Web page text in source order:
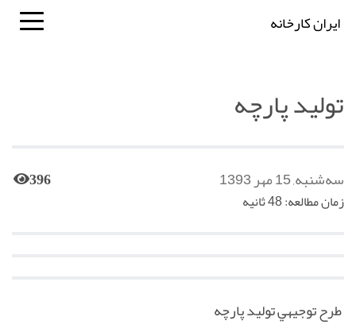
ایران کارخانه
تولید پارچه
سه‌شنبه, 15 مهر 1393 396
زمان مطالعه: 48 ثانیه
طرح توجيهي توليد پارچه